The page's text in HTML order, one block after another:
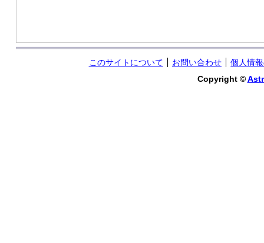
このサイトについて お問い合わせ
個人情
Copyright ©